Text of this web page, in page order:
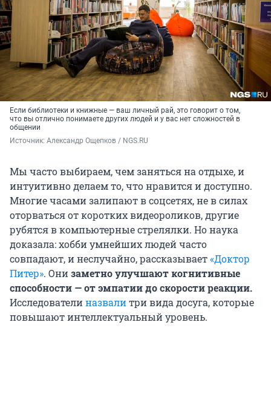
Если библиотеки и книжные — ваш личный рай, это говорит о том,
что вы отлично понимаете других людей и у вас нет сложностей в
общении
Источник: Александр Ощепков / NGS.RU
Мы часто выбираем, чем заняться на отдыхе, и
интуитивно делаем то, что нравится и доступно.
Многие часами залипают в соцсетях, не в силах
оторваться от коротких видеороликов, другие
рубятся в компьютерные стрелялки. Но наука
доказала: хобби умнейших людей часто
совпадают, и неслучайно, рассказывает«Доктор
Питер». Онизаметно улучшают когнитивные
способности — от эмпатии до скорости реакции.
Исследователиназвалитри вида досуга, которые
повышают интеллектуальный уровень.